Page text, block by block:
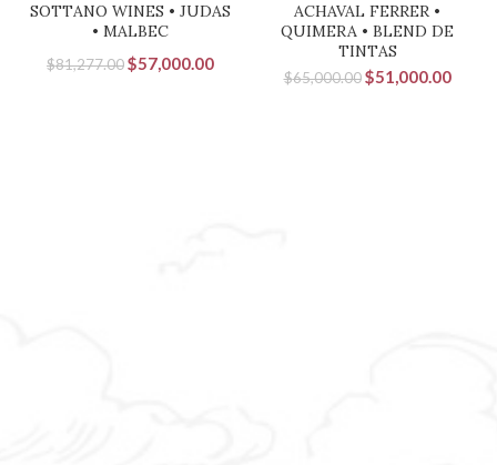
SOTTANO WINES • JUDAS
• MALBEC
$81,277.00 El
$57,000.00El
ACHAVAL FERRER •
QUIMERA • BLEND DE
TINTAS
$65,000.00 El
$51,000.00El